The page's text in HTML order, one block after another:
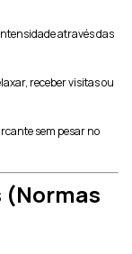
através das
receber visitas ou
sem pesar no
(Normas